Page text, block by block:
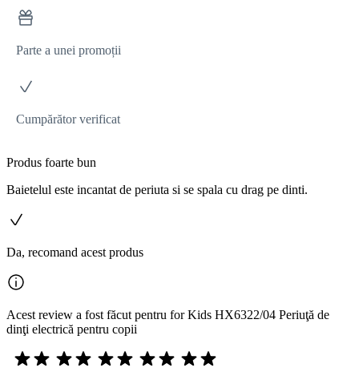
Parte a unei promoții
Cumpărător verificat
Produs foarte bun
Baietelul este incantat de periuta si se spala cu drag pe dinti.
Da, recomand acest produs
Acest review a fost făcut pentru for Kids HX6322/04 Periuţă de
dinţi electrică pentru copii